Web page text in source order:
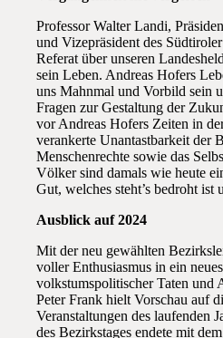
Professor Walter Landi,
und Vizepräsident des
Referat über unseren
sein Leben. Andreas Hofers
uns Mahnmal und Vorbild sein
Fragen zur Gestaltung der
vor Andreas Hofers Zeiten in
verankerte Unantastbarkeit der
Menschenrechte sowie das
Völker sind damals wie heute
Gut, welches steht’s bedroht ist
Ausblick auf 2024
Mit der neu gewählten
voller Enthusiasmus in ein
volkstumspolitischer Taten und
Peter Frank hielt Vorschau auf
Veranstaltungen des laufenden
des Bezirkstages endete mit